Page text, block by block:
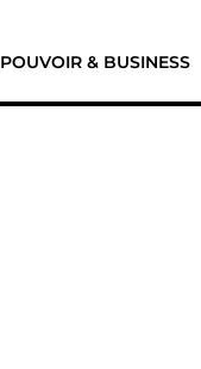
POUVOIR & BUSINESS